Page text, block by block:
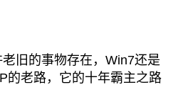
的事物存在，Win7还是
的老路，它的十年霸主之路